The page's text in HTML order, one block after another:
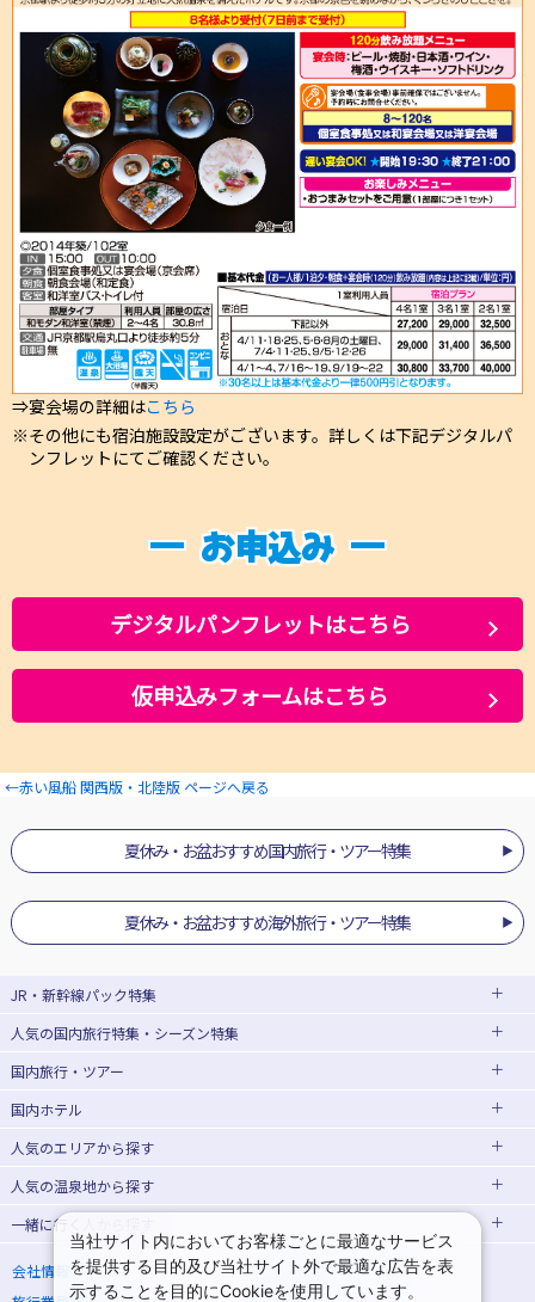
⇒宴会場の詳細はこちら
その他にも宿泊施設設定がございます。詳しくは下記デジタルパ
ンフレットにてご確認ください。
お申込み
デジタルパンフレットはこちら
仮申込みフォームはこちら
←赤い風船 関西版・北陸版 ページへ戻る
夏休み・お盆おすすめ国内旅行・ツアー特集
夏休み・お盆おすすめ海外旅行・ツアー特集
JR・新幹線パック特集
JR・新幹線＋ホテルパック
出張パック
人気の国内旅行特集・シーズン特集
東京ディズニーリゾート®への旅
ユニバーサル・スタジオ・ジャパン(USJ)
桜・お花見特集 ゴールデンウィーク(GW)の旅行
夏休み・お盆休み旅行 シルバーウィーク旅行
冬休み旅行 紅葉旅行
国内旅行・ツアー
北海道旅行・ツアー
東北旅行・ツアー
青森旅行・ツアー
宮城旅行・ツアー
山形旅行・ツアー 福島旅行・ツアー
国内ホテル
北海道ホテル・旅館
青森ホテル・旅館 岩手ホテル・旅館
人気のエリアから探す
函館旅行
人気の温泉地から探す
北海道
湯の川温泉(北海道) 定山渓温泉(北海道)
一緒に行く人
一人旅 国内版 家族・子連れ旅行 国内版
会社情報
プライバシーポリシー
当社サイト内においてお客様ごとに最適なサービス
を提供する目的及び当社サイト外で最適な広告を表
示することを目的にCookieを使用しています。